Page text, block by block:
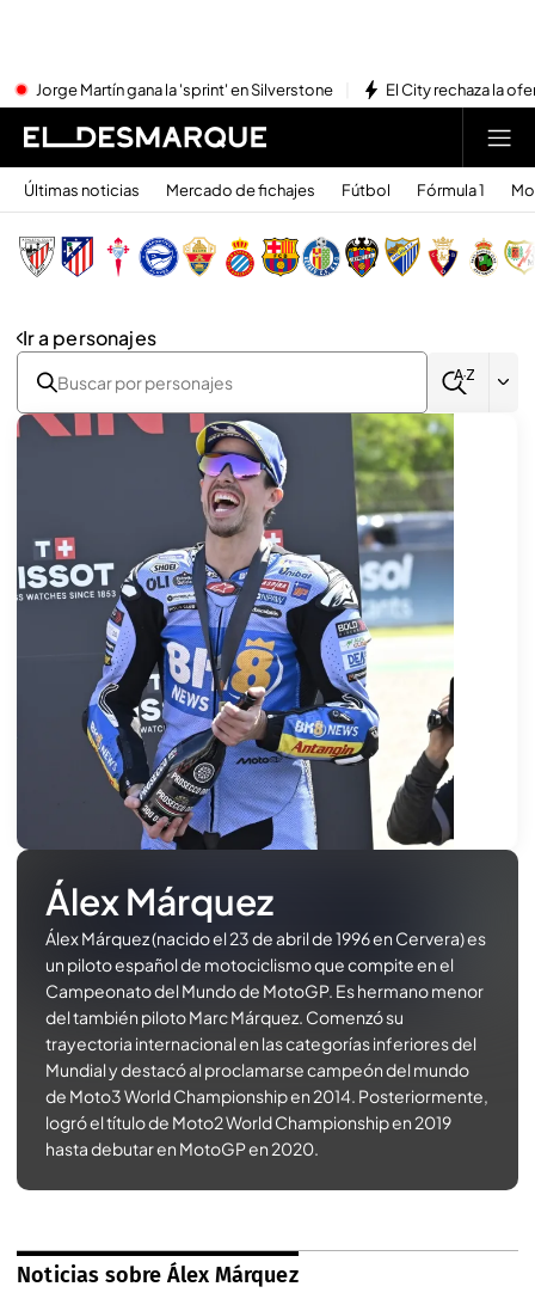
Jorge Martín gana la 'sprint' en Silverstone El City rechaza la
Últimas noticias Mercado de fichajes Fútbol Fórmula 1
Ir a personajes
Álex Márquez
Álex Márquez (nacido el 23 de abril de 1996 en Cervera) es
un piloto español de motociclismo que compite en el
Campeonato del Mundo de MotoGP. Es hermano menor
del también piloto Marc Márquez. Comenzó su
trayectoria internacional en las categorías inferiores del
Mundial y destacó al proclamarse campeón del mundo
de Moto3 World Championship en 2014. Posteriormente,
logró el título de Moto2 World Championship en 2019
hasta debutar en MotoGP en 2020.
Noticias sobre Álex Márquez